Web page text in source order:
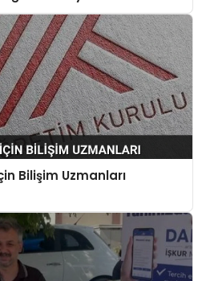
Bilişim Uzmanları